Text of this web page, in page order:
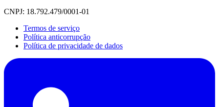
CNPJ: 18.792.479/0001-01
Termos de serviço
Política anticorrupção
Política de privacidade de dados